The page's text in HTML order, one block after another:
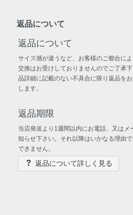
返品について
返品について
サイズ感が違うなど、お客様のご都合によ
交換はお受けしておりませんのでご了承
品詳細に記載のない不具合に限り返品を
します。
返品期限
当店発送より1週間以内にお電話、又はメ
知らせ下さい。それ以降はいかなる理由
できません。
返品について詳しく見る